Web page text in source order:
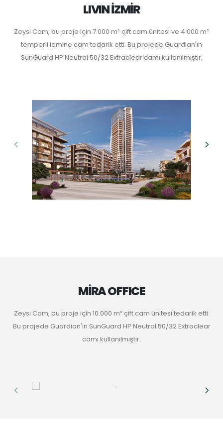
LIVIN İZMİR
Zeysi Cam, bu proje için 7.000 m² çift cam ünitesi ve 4.000 m²
temperli lamine cam tedarik etti. Bu projede Guardian'ın
SunGuard HP Neutral 50/32 Extraclear camı kullanılmıştır.
MİRA OFFICE
Zeysi Cam, bu proje için 10.000 m² çift cam ünitesi tedarik etti.
Bu projede Guardian'ın SunGuard HP Neutral 50/32 Extraclear
camı kullanılmıştır.